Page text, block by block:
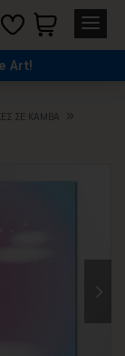
Art!
ΣΕ ΚΑΜΒΆ